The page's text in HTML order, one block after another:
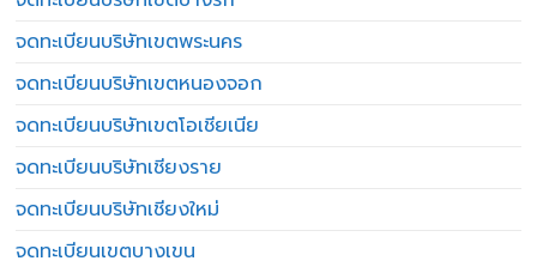
จดทะเบียนบริษัทเขตพระนคร
จดทะเบียนบริษัทเขตหนองจอก
จดทะเบียนบริษัทเขตโอเชียเนีย
จดทะเบียนบริษัทเชียงราย
จดทะเบียนบริษัทเชียงใหม่
จดทะเบียนเขตบางเขน